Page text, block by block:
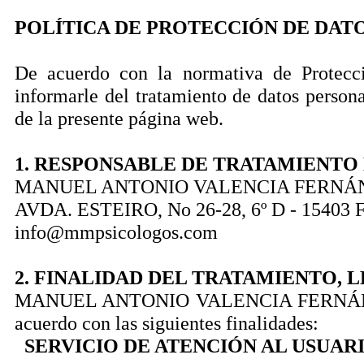
POLÍTICA DE PROTECCIÓN DE
De acuerdo con la normativa de
informarle del tratamiento de datos
de la presente página web.
1. RESPONSABLE DE
MANUEL ANTONIO VALENCIA
AVDA. ESTEIRO, No 26-28, 6º D - 15403
info@mmpsicologos.com
2. FINALIDAD DEL TRATAMIENTO,
MANUEL ANTONIO VALENCIA
acuerdo con las siguientes finalidades:
SERVICIO DE ATENCIÓN AL